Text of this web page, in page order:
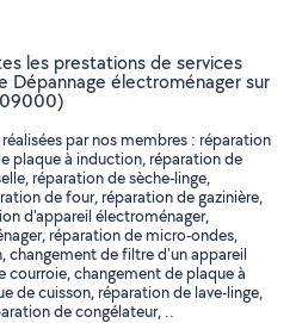
les prestations de services
Dépannage électroménager sur
09000)
par nos membres : réparation
plaque à induction, réparation de
réparation de sèche-linge,
de four, réparation de gazinière,
d'appareil électroménager,
réparation de micro-ondes,
changement de filtre d'un appareil
changement de plaque à
de cuisson, réparation de lave-linge,
de congélateur, ..